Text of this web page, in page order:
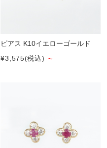
ピアス K10イエローゴールド
¥3,575(税込) ～